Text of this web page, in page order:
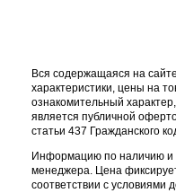
Вся содержащаяся на
характеристики, цены на
ознакомительный
является публичной
статьи 437 Гражданского
Информацию по наличию и
менеджера. Цена
соответствии с условиями